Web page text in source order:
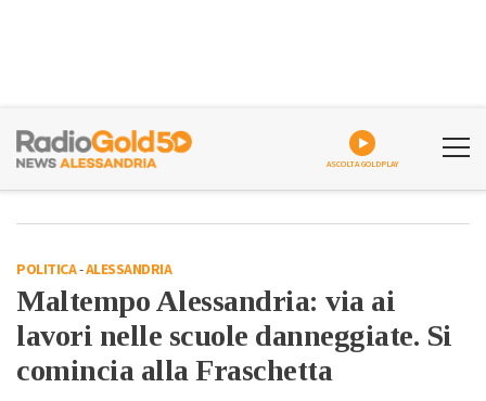
ASCOLTA GOLDPLAY
POLITICA-ALESSANDRIA
Maltempo Alessandria: via ai
lavori nelle scuole danneggiate. Si
comincia alla Fraschetta